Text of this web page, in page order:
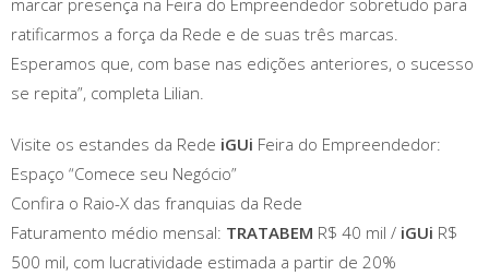
ratificarmos a força da Rede e de suas três marcas.
Esperamos que, com base nas edições anteriores, o sucesso
se repita”, completa Lilian.
Visite os estandes da Rede iGUi Feira do Empreendedor:
Espaço “Comece seu Negócio”
Confira o Raio-X das franquias da Rede
Faturamento médio mensal: TRATABEM R$ 40 mil / iGUi R$
500 mil, com lucratividade estimada a partir de 20%